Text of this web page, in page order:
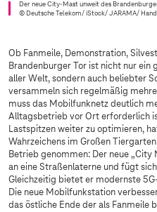
Der neue City-Mast unweit des
© Deutsche Telekom/ iStock/ JARAMA/
Ob Fanmeile, Demonstration,
Brandenburger Tor ist nicht nur
aller Welt, sondern auch beliebter
versammeln sich regelmäßig
muss das Mobilfunknetz deutlich
Alltagsbetrieb vor Ort erforderlich
Lastspitzen weiter zu optimieren,
Wahrzeichens im Großen
Betrieb genommen: Der neue
an eine Straßenlaterne und fügt
Gleichzeitig bietet er modernste
Die neue Mobilfunkstation
das östliche Ende der als Fanmeile